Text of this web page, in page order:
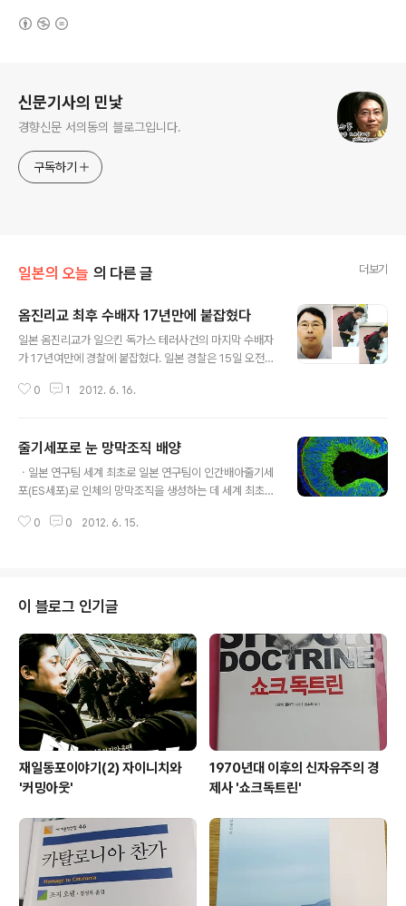
신문기사의 민낯
경향신문 서의동의 블로그입니다.
구독하기
일본의 오늘 의 다른 글 더보기
옴진리교 최후 수배자 17년만에 붙잡혔다
일본 옴진리교가 일으킨 독가스 테러사건의 마지막 수배자
가 17년여만에 경찰에 붙잡혔다. 일본 경찰은 15일 오전 9
카페에서 수배자 다카하시 가쓰야(高橋克也·54)를 검거
찰에 저항없이 본인임을 인정했다고 일본언론들은 전했다.
지하철 테러사건 등에 가담한 혐의로 1995년 5월부터 수
배를 받아오던 다카하시는 지난 3일 체포된 기쿠치 나오코
시 교단의 아지트로부터 도주한 뒤 행적이 끊겼다. 그러다
0 1 2012. 6. 16.
줄기세포로 눈 망막조직 배양
ㆍ일본 연구팀 세계 최초로 일본 연구팀이 인간배아줄기세
포(ES세포)로 인체의 망막조직을 생성하는 데 세계 최초로
자연회복이 불가능해 재생의료의 핵심과제 중 하나로 꼽혀
14일 보도했다. 연구결과는 미국의 과학전문지 ‘셀 줄기세
포(Cell Stem Cell)’ 최신호에 발표됐다. 연구팀은 세포
덩어리를 일정 조건을 부여한 배양액에 띄워 세포 덩어리
가 복잡한 구조를 스스로 생성토록 하는 배양기술을 개발
했다. 지난해에는 쥐의 배아줄기세포를 이용해 망막조직을
만든 바 있다. 연구팀은 이 기술을 활용해..
0 0 2012. 6. 15.
이 블로그 인기글
재일동포이야기(2) 자이니치와
'커밍아웃'
1970년대 이후의 신자유주의 경
제사 '쇼크독트린'